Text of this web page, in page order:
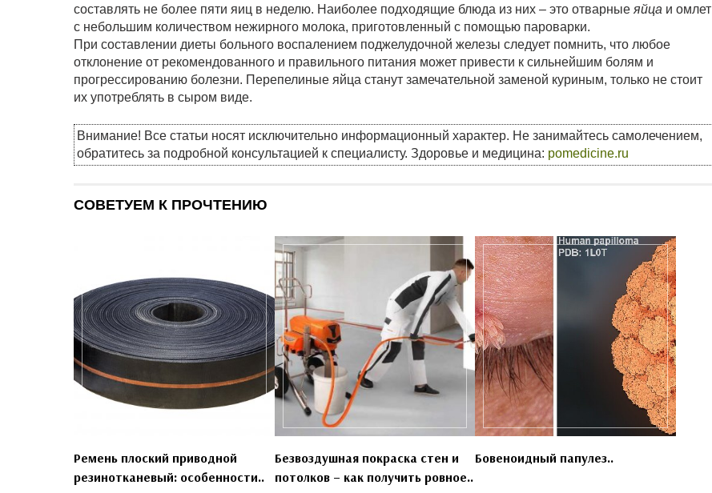
составлять не более пяти яиц в неделю. Наиболее подходящие блюда из них – это отварные яйца и омлет
с небольшим количеством нежирного молока, приготовленный с помощью пароварки.
При составлении диеты больного воспалением поджелудочной железы следует помнить, что любое
отклонение от рекомендованного и правильного питания может привести к сильнейшим болям и
прогрессированию болезни. Перепелиные яйца станут замечательной заменой куриным, только не стоит
их употреблять в сыром виде.
Внимание! Все статьи носят исключительно информационный характер. Не занимайтесь самолечением,
обратитесь за подробной консультацией к специалисту. Здоровье и медицина: pomedicine.ru
СОВЕТУЕМ К ПРОЧТЕНИЮ
Ремень плоский приводной
резинотканевый: особенности..
Безвоздушная покраска стен и
потолков – как получить ровное..
Бовеноидный папулез..